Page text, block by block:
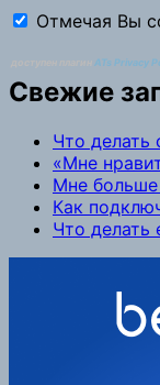
Отмечая Вы
ATs Privacy
Свежие
Что делать
«Мне
Мне больше
Как
Что делать